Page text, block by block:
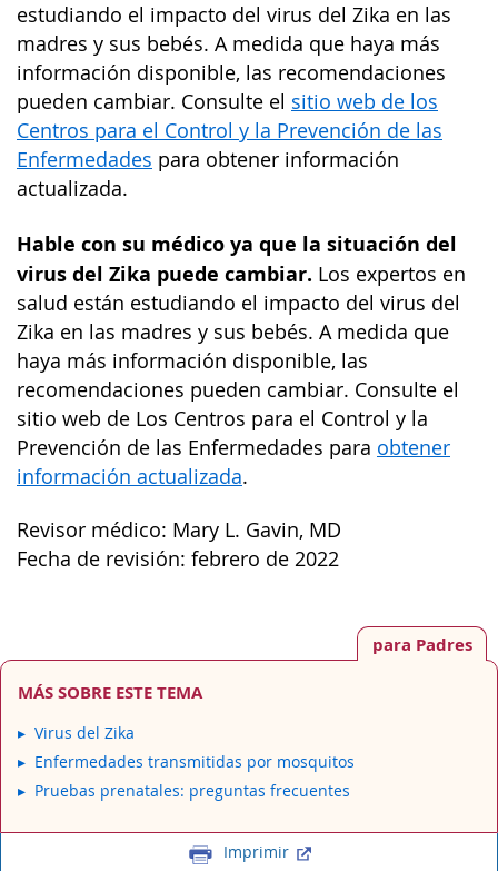
estudiando el impacto del virus del Zika en las
madres y sus bebés. A medida que haya más
información disponible, las recomendaciones
pueden cambiar. Consulte el sitio web de los
Centros para el Control y la Prevención de las
Enfermedades para obtener información
actualizada.
Hable con su médico ya que la situación del
virus del Zika puede cambiar. Los expertos en
salud están estudiando el impacto del virus del
Zika en las madres y sus bebés. A medida que
haya más información disponible, las
recomendaciones pueden cambiar. Consulte el
sitio web de Los Centros para el Control y la
Prevención de las Enfermedades para obtener
información actualizada.
Revisor médico: Mary L. Gavin, MD
Fecha de revisión: febrero de 2022
para Padres
MÁS SOBRE ESTE TEMA
Virus del Zika
Enfermedades transmitidas por mosquitos
Pruebas prenatales: preguntas frecuentes
Imprimir